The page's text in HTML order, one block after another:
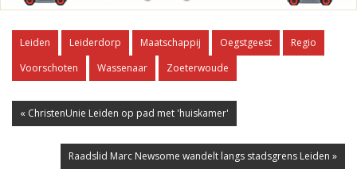
Leiden Leiderdorp Maatschappij Oegstgeest
Regio
Voorschoten
Wassenaar Zoeterwoude
« ChristenUnie Leiden op pad met 'huiskamer'
Raadslid Marc Newsome wandelt langs stadsgrens Leiden »